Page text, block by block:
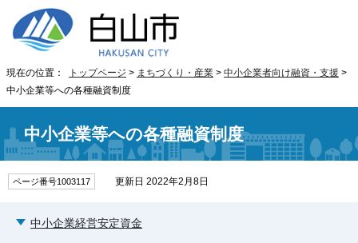
現在の位置： トップページ > まちづくり・産業 > 中小企業者向け融資・支援 >
中小企業等への各種融資制度
中小企業等への各種融資制度
ページ番号1003117 更新日 2022年2月8日
中小企業経営安定資金